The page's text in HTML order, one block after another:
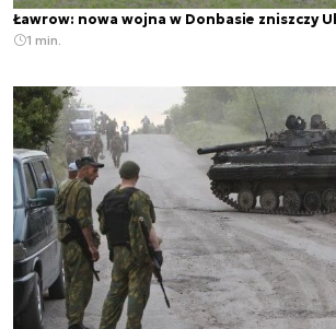
Ławrow: nowa wojna w Donbasie zniszczy
1 min.